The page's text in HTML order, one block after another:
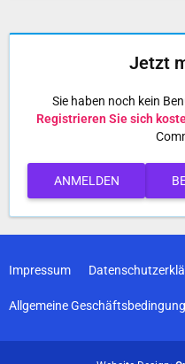
Jetzt
Sie haben noch kein
Registrieren Sie sich
ANMELDEN
Impressum
Allgemeine